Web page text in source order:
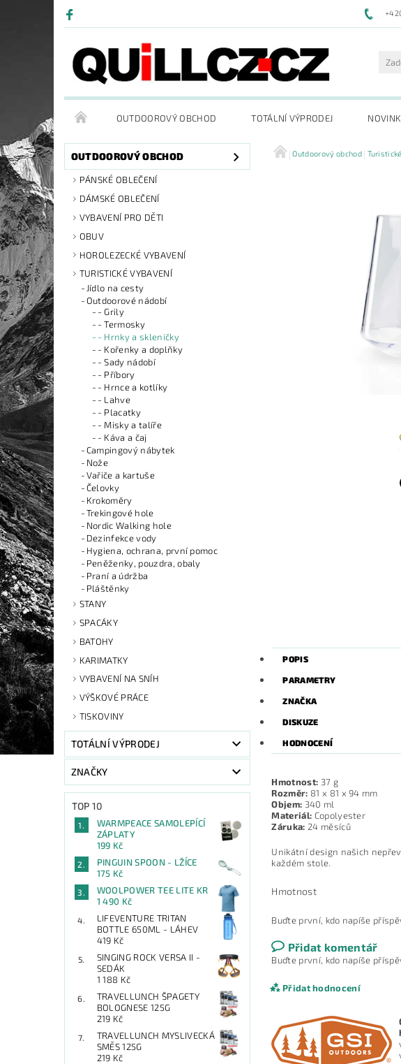
OUTDOOROVÝ OBCHOD TOTÁLNÍ VÝPRODEJ
OUTDOOROVÝ OBCHOD
PÁNSKÉ OBLEČENÍ
DÁMSKÉ OBLEČENÍ
VYBAVENÍ PRO DĚTI
OBUV
HOROLEZECKÉ VYBAVENÍ
TURISTICKÉ VYBAVENÍ
Jídlo na cesty
Outdoorové nádobí
- Grily
- Termosky
- Hrnky a skleničky
- Kořenky a doplňky
- Sady nádobí
- Příbory
- Hrnce a kotlíky
- Lahve
- Placatky
- Misky a talíře
- Káva a čaj
Campingový nábytek
Nože
Vařiče a kartuše
Čelovky
Krokoměry
Trekingové hole
Nordic Walking hole
Dezinfekce vody
Hygiena, ochrana, první pomoc
Peněženky, pouzdra, obaly
Praní a údržba
Pláštěnky
STANY
SPACÁKY
BATOHY
KARIMATKY
VYBAVENÍ NA SNÍH
VÝŠKOVÉ PRÁCE
TISKOVINY
TOTÁLNÍ VÝPRODEJ
ZNAČKY
TOP 10
WARMPEACE SAMOLEPÍCÍ
ZÁPLATY
199 Kč
PINGUIN SPOON - LŽÍCE
175 Kč
WOOLPOWER TEE LITE KR
1 490 Kč
LIFEVENTURE TRITAN
BOTTLE 650ML - LÁHEV
419 Kč
SINGING ROCK VERSA II -
SEDÁK
1 188 Kč
TRAVELLUNCH ŠPAGETY
BOLOGNESE 125G
219 Kč
TRAVELLUNCH MYSLIVECKÁ
SMĚS 125G
219 Kč
Outdoorový obchod
POPIS
PARAMETRY
ZNAČKA
DISKUZE
HODNOCENÍ
Hmotnost: 37 g
Rozměr: 81 x 81 x 94 mm
Objem: 340 ml
Materiál: Copolyester
Záruka: 24 měsíců
Unikátní design našich
každém stole.
Hmotnost
Buďte první, kdo napíše
Přidat komentář
Buďte první, kdo napíše
Přidat hodnocení